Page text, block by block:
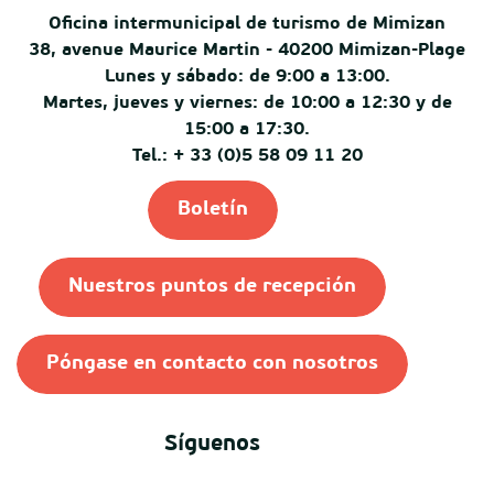
Oficina intermunicipal de turismo de Mimizan
38, avenue Maurice Martin - 40200 Mimizan-Plage
Lunes y sábado: de 9:00 a 13:00.
Martes, jueves y viernes: de 10:00 a 12:30 y de
15:00 a 17:30.
Tel.: + 33 (0)5 58 09 11 20
Boletín
Nuestros puntos de recepción
Póngase en contacto con nosotros
Síguenos